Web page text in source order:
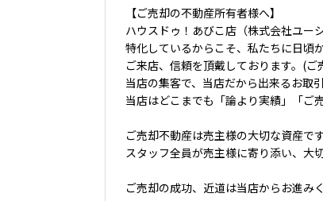
【ご売却の不動産所有者様へ】
ハウスドゥ！あびこ店（株式会社ユー
特化しているからこそ、私たちに日頃
ご来店、信頼を頂戴しております。(
当店の集客で、当店だから出来るお取
当店はどこまでも「論より実績」「ご
ご売却不動産は売主様の大切な資産です
スタッフ全員が売主様に寄り添い、大
ご売却の成功、近道は当店からお進み